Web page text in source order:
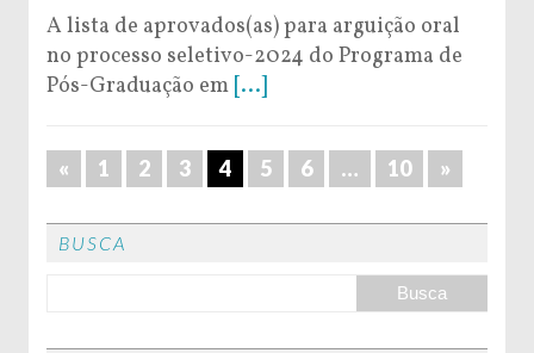
A lista de aprovados(as) para arguição oral
no processo seletivo-2024 do Programa de
Pós-Graduação em [...]
« 1 2 3 4 5 6 … 10 »
BUSCA